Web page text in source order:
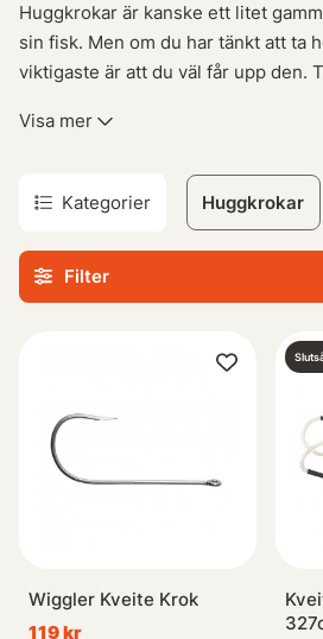
Huggkrokar är kanske ett litet
sin fisk. Men om du har tänkt att ta
viktigaste är att du väl får upp den.
snabbt utan att fisken lider.
Visa mer
Kategorier Huggkrokar
Filter
Wiggler Kveite Krok
119 kr